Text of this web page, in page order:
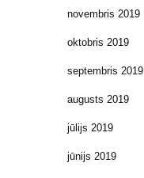
novembris 2019
oktobris 2019
septembris 2019
augusts 2019
jūlijs 2019
jūnijs 2019